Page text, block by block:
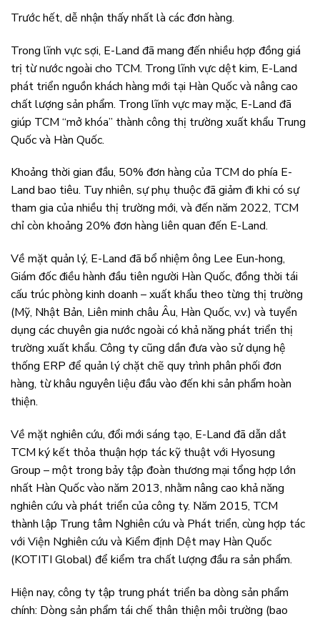
Trước hết, dễ nhận thấy nhất là các đơn hàng.
Trong lĩnh vực sợi, E-Land đã mang đến nhiều hợp đồng giá
trị từ nước ngoài cho TCM. Trong lĩnh vực dệt kim, E-Land
phát triển nguồn khách hàng mới tại Hàn Quốc và nâng cao
chất lượng sản phẩm. Trong lĩnh vực may mặc, E-Land đã
giúp TCM “mở khóa” thành công thị trường xuất khẩu Trung
Quốc và Hàn Quốc.
Khoảng thời gian đầu, 50% đơn hàng của TCM do phía E-
Land bao tiêu. Tuy nhiên, sự phụ thuộc đã giảm đi khi có sự
tham gia của nhiều thị trường mới, và đến năm 2022, TCM
chỉ còn khoảng 20% đơn hàng liên quan đến E-Land.
Về mặt quản lý, E-Land đã bổ nhiệm ông Lee Eun-hong,
Giám đốc điều hành đầu tiên người Hàn Quốc, đồng thời tái
cấu trúc phòng kinh doanh – xuất khẩu theo từng thị trường
(Mỹ, Nhật Bản, Liên minh châu Âu, Hàn Quốc, v.v.) và tuyển
dụng các chuyên gia nước ngoài có khả năng phát triển thị
trường xuất khẩu. Công ty cũng dần đưa vào sử dụng hệ
thống ERP để quản lý chặt chẽ quy trình phân phối đơn
hàng, từ khâu nguyên liệu đầu vào đến khi sản phẩm hoàn
thiện.
Về mặt nghiên cứu, đổi mới sáng tạo, E-Land đã dẫn dắt
TCM ký kết thỏa thuận hợp tác kỹ thuật với Hyosung
Group – một trong bảy tập đoàn thương mại tổng hợp lớn
nhất Hàn Quốc vào năm 2013, nhằm nâng cao khả năng
nghiên cứu và phát triển của công ty. Năm 2015, TCM
thành lập Trung tâm Nghiên cứu và Phát triển, cùng hợp tác
với Viện Nghiên cứu và Kiểm định Dệt may Hàn Quốc
(KOTITI Global) để kiểm tra chất lượng đầu ra sản phẩm.
Hiện nay, công ty tập trung phát triển ba dòng sản phẩm
chính: Dòng sản phẩm tái chế thân thiện môi trường (bao